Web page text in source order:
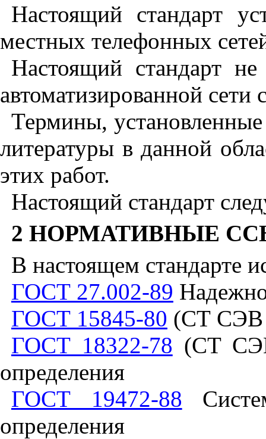
Настоящий стандарт
местных телефонных
Настоящий стандарт
автоматизированной сети
Термины,
литературы в данной
этих работ.
Настоящий стандарт
2 НОРМАТИВНЫЕ
В настоящем стандарте
ГОСТ 27.002-89
ГОСТ 15845-80 (СТ СЭВ
ГОСТ 18322-78 (СТ
определения
ГОСТ 19472-88
определения